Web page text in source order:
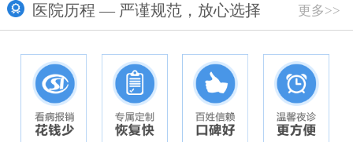
医院历程 — 严谨规范，放心选择 更多>>